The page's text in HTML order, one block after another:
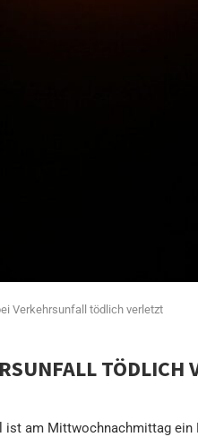
Verkehrsunfall tödlich verletzt
TÖDLICH
am Mittwochnachmittag